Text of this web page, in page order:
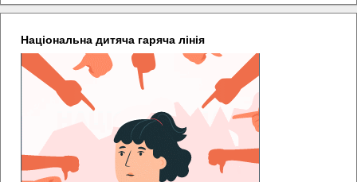
Національна дитяча гаряча лінія